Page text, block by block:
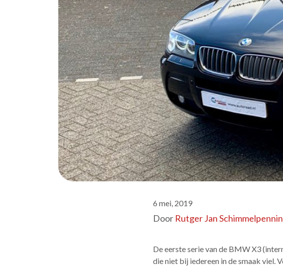
6 mei, 2019
Door Rutger Jan
De eerste serie van de BMW X3
die niet bij iedereen in de smaak viel.